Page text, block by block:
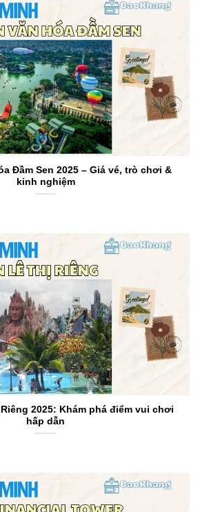
Đầm Sen 2025 – Giá vé, trò chơi &
kinh nghiệm
2025: Khám phá điểm vui chơi
hấp dẫn